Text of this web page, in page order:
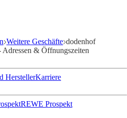
Weitere Geschäfte dodenhof
& Öffnungszeiten
HerstellerKarriere
REWE Prospekt